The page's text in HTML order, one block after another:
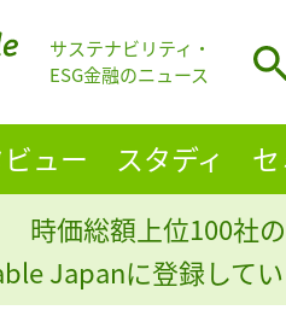
サステナビリティ・
ESG金融のニュース
ュー スタディ
時価総額上位100社
Japanに登録して